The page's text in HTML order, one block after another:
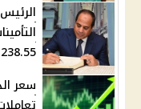
238.55 مليار جنيه